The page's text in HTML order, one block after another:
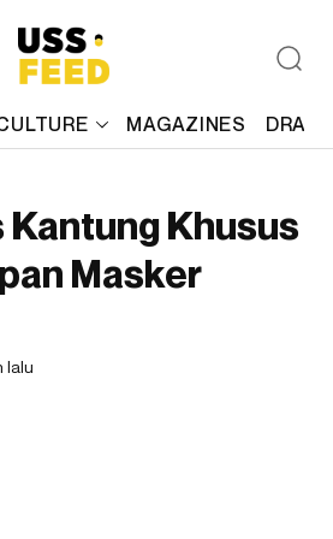
MAGAZINES
Kantung Khusus
Masker
lalu